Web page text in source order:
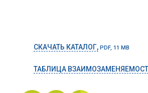
СКАЧАТЬ КАТАЛОГ, PDF, 11 MB
ТАБЛИЦА